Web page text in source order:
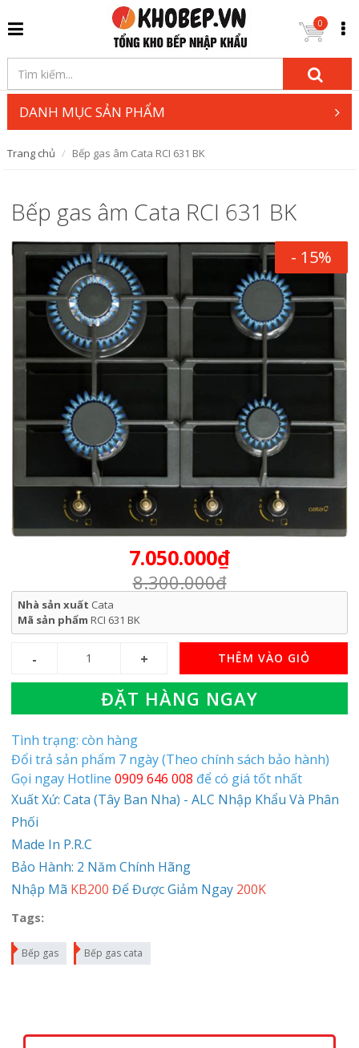
0
DANH MỤC SẢN PHẨM
Trang chủ Bếp gas âm Cata RCI 631 BK
Bếp gas âm Cata RCI 631 BK
- 15%
7.050.000₫
8.300.000₫
Nhà sản xuất Cata
Mã sản phẩm RCI 631 BK
THÊM VÀO GIỎ
ĐẶT HÀNG NGAY
Tình trạng: còn hàng
Đổi trả sản phẩm 7 ngày (Theo chính sách bảo hành)
Gọi ngay Hotline 0909 646 008 để có giá tốt nhất
Xuất Xứ: Cata (Tây Ban Nha) - ALC Nhập Khẩu Và Phân
Phối
Made In P.R.C
Bảo Hành: 2 Năm Chính Hãng
Nhập Mã KB200 Để Được Giảm Ngay200K
Tags:
Bếp gas Bếp gas cata